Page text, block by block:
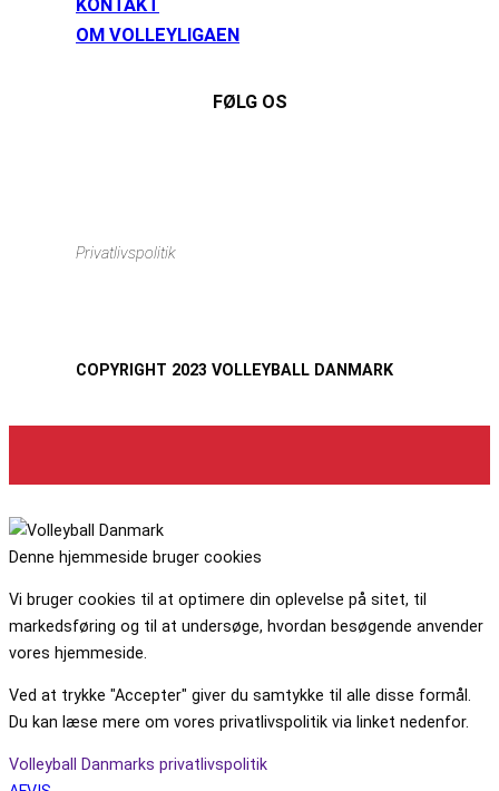
KONTAKT
OM VOLLEYLIGAEN
FØLG OS
Privatlivspolitik
COPYRIGHT 2023 VOLLEYBALL DANMARK
Denne hjemmeside bruger cookies
Vi bruger cookies til at optimere din oplevelse på sitet, til
markedsføring og til at undersøge, hvordan besøgende anvender
vores hjemmeside.
Ved at trykke "Accepter" giver du samtykke til alle disse formål.
Du kan læse mere om vores privatlivspolitik via linket nedenfor.
Volleyball Danmarks privatlivspolitik